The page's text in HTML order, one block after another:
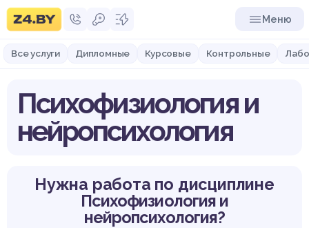
Меню
Все услуги Дипломные Курсовые Контрольные
Психофизиология и
нейропсихология
Нужна работа по дисциплине
Психофизиология и
нейропсихология?